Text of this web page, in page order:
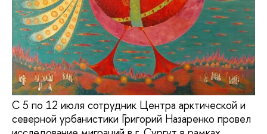
С 5 по 12 июля сотрудник Центра арктической и
северной урбанистики Григорий Назаренко провел